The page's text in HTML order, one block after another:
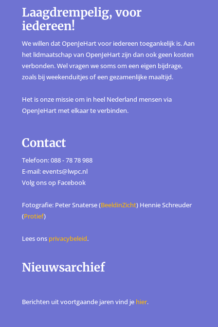
Laagdrempelig, voor
iedereen!
We willen dat OpenJeHart voor iedereen toegankelijk is. Aan
het lidmaatschap van OpenJeHart zijn dan ook geen kosten
verbonden. Wel vragen we soms om een eigen bijdrage,
zoals bij weekenduitjes of een gezamenlijke maaltijd.
Het is onze missie om in heel Nederland mensen via
OpenJeHart met elkaar te verbinden.
Contact
Telefoon: 088 - 78 78 988
E-mail: events@lwpc.nl
Volg ons op Facebook
Fotografie: Peter Snaterse (BeeldinZicht) Hennie Schreuder
(Protief)
Lees ons privacybeleid.
Nieuwsarchief
Berichten uit voortgaande jaren vind je hier.